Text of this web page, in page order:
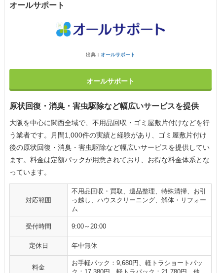
オールサポート
出典： オールサポート
オールサポート
原状回復・消臭・害虫駆除など幅広いサービスを提供
大阪を中心に関西全域で、不用品回収・ゴミ屋敷片付けなどを行
う業者です。月間1,000件の実績と経験があり、ゴミ屋敷片付け
後の原状回復・消臭・害虫駆除など幅広いサービスを提供してい
ます。料金は定額パックが用意されており、お得な料金体系とな
っています。
対応範囲
不用品回収・買取、遺品整理、特殊清掃、お引
っ越し、ハウスクリーニング、解体・リフォー
ム
受付時間 9:00～20:00
定休日 年中無休
料金
お手軽パック：9,680円、軽トラショートパッ